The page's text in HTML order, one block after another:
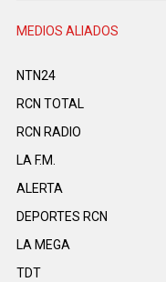
MEDIOS ALIADOS
NTN24
RCN TOTAL
RCN RADIO
LA F.M.
ALERTA
DEPORTES RCN
LA MEGA
TDT